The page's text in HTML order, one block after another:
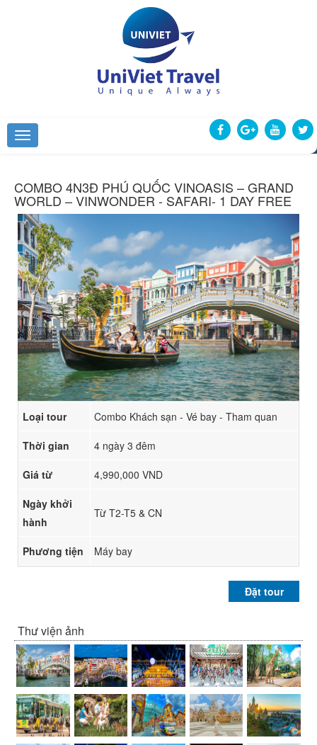
COMBO 4N3Đ PHÚ QUỐC VINOASIS – GRAND
WORLD – VINWONDER - SAFARI- 1 DAY FREE
Loại tour Combo Khách sạn - Vé bay - Tham quan
Thời gian 4 ngày 3 đêm
Giá từ 4,990,000 VND
Ngày khởi
hành
Từ T2-T5 & CN
Phương tiện Máy bay
Đặt tour
Thư viện ảnh